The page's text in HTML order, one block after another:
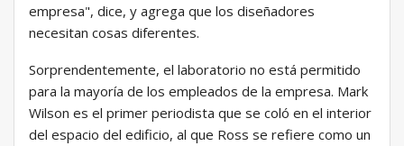
empresa", dice, y agrega que los diseñadores
necesitan cosas diferentes.
Sorprendentemente, el laboratorio no está permitido
para la mayoría de los empleados de la empresa. Mark
Wilson es el primer periodista que se coló en el interior
del espacio del edificio, al que Ross se refiere como un